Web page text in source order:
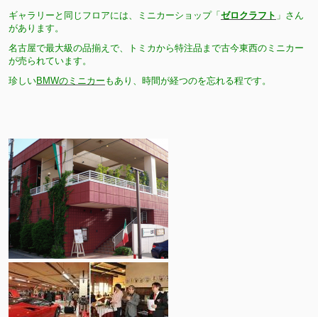
ギャラリーと同じフロアには、ミニカーショップ「ゼロクラフト 」さん
があります。
名古屋で最大級の品揃えで、トミカから特注品まで古今東西のミニカー
が売られています。
珍しいBMWのミニカー もあり、時間が経つのを忘れる程です。